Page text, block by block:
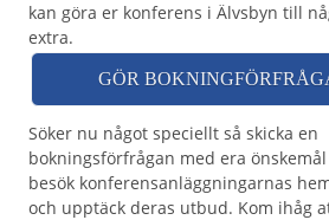
kan göra er konferens i Älvsbyn till
extra.
GÖR
Söker nu något speciellt så skicka en
bokningsförfrågan med era
besök konferensanläggningarnas
och upptäck deras utbud. Kom ihåg